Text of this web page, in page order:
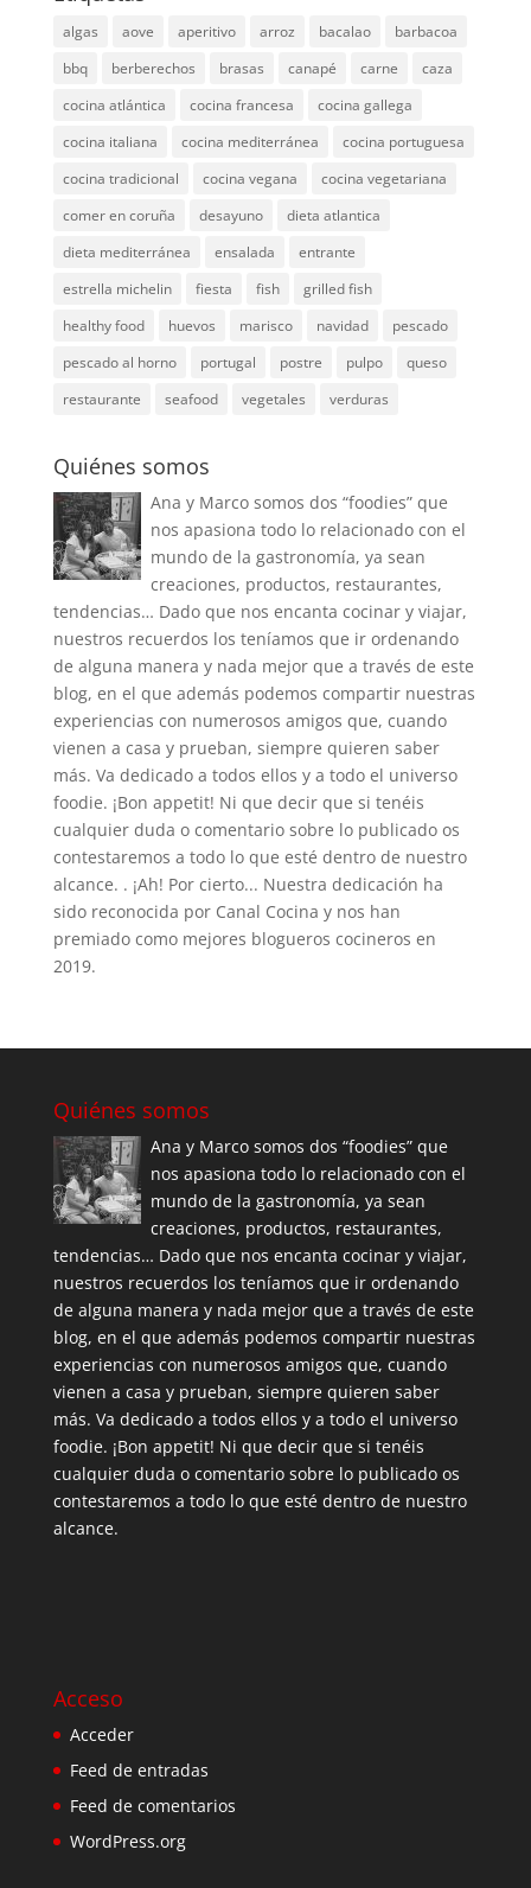
algas aove aperitivo arroz bacalao
barbacoa
bbq
berberechos brasas canapé carne
caza
cocina atlántica
cocina francesa
cocina gallega
cocina italiana
cocina mediterránea
cocina portuguesa
cocina tradicional
cocina vegana
cocina vegetariana
comer en coruña
desayuno
dieta atlantica
dieta mediterránea
ensalada
entrante
estrella michelin
fiesta fish
grilled fish
healthy food
huevos marisco navidad
pescado
pescado al horno
portugal postre pulpo
queso
restaurante
seafood vegetales verduras
Quiénes somos
Ana y Marco somos dos “foodies” que
nos apasiona todo lo relacionado con el
mundo de la gastronomía, ya sean
creaciones, productos, restaurantes,
tendencias… Dado que nos encanta cocinar y viajar,
nuestros recuerdos los teníamos que ir ordenando
de alguna manera y nada mejor que a través de este
blog, en el que además podemos compartir nuestras
experiencias con numerosos amigos que, cuando
vienen a casa y prueban, siempre quieren saber
más. Va dedicado a todos ellos y a todo el universo
foodie. ¡Bon appetit! Ni que decir que si tenéis
cualquier duda o comentario sobre lo publicado os
contestaremos a todo lo que esté dentro de nuestro
alcance. . ¡Ah! Por cierto... Nuestra dedicación ha
sido reconocida por Canal Cocina y nos han
premiado como mejores blogueros cocineros en
2019.
Quiénes somos
Ana y Marco somos dos “foodies” que
nos apasiona todo lo relacionado con el
mundo de la gastronomía, ya sean
creaciones, productos, restaurantes,
tendencias… Dado que nos encanta cocinar y viajar,
nuestros recuerdos los teníamos que ir ordenando
de alguna manera y nada mejor que a través de este
blog, en el que además podemos compartir nuestras
experiencias con numerosos amigos que, cuando
vienen a casa y prueban, siempre quieren saber
más. Va dedicado a todos ellos y a todo el universo
foodie. ¡Bon appetit! Ni que decir que si tenéis
cualquier duda o comentario sobre lo publicado os
contestaremos a todo lo que esté dentro de nuestro
alcance.
Acceso
Acceder
Feed de entradas
Feed de comentarios
WordPress.org